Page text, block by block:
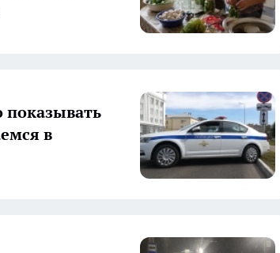
показывать
в